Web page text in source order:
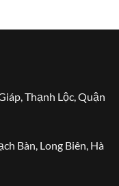
Thạnh Lộc, Quận
Bàn, Long Biên, Hà